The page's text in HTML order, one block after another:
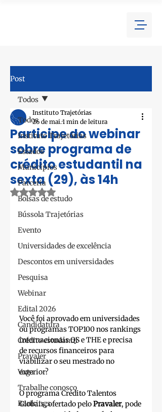
Post
Todos
Instituto Trajetórias
Estados
Municípios
Parceria
Bolsas de estudo
Bússola Trajetórias
Evento
Universidades de excelência
Descontos em universidades
Pesquisa
Webinar
Edital 2026
Candidatura
Crédito estudantil
Pravaler
Vaga
Trabalhe conosco
Rankings
Todos
Participe do webinar
sobre programa de
crédito estudantil na
sexta (29), às 14h
Instituto Trajetórias
26 de mai.1 min de leitura
Avaliado com NaN de 5 estrelas.
Você foi aprovado em universidades
ou programas TOP100 nos rankings
internacionais QS e THE e precisa
de recursos financeiros para
viabilizar o seu mestrado no
exterior?
O programa Crédito Talentos
Globais, ofertado pelo Pravaler, pode